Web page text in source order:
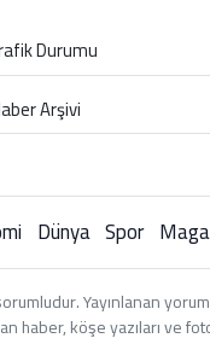
Durumu
Arşivi
Dünya Spor
Yayınlanan
haber, köşe yazıları ve